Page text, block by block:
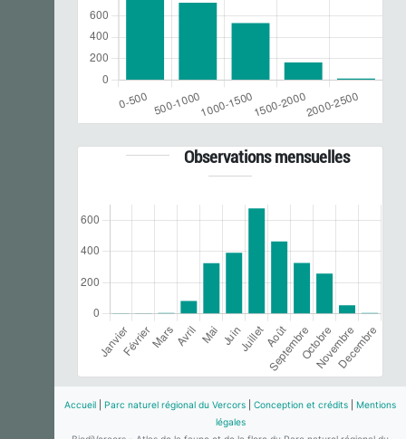
Observations mensuelles
Accueil Parc naturel régional du Vercors Conception et crédits
Mentions
légales